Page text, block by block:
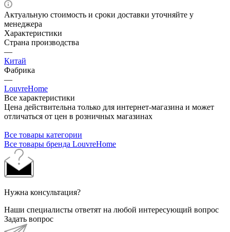
Актуальную стоимость и сроки доставки уточняйте у
менеджера
Характеристики
Страна производства
—
Китай
Фабрика
—
LouvreHome
Все характеристики
Цена действительна только для интернет-магазина и может
отличаться от цен в розничных магазинах
Все товары категории
Все товары бренда LouvreHome
Нужна консультация?
Наши специалисты ответят на любой интересующий вопрос
Задать вопрос